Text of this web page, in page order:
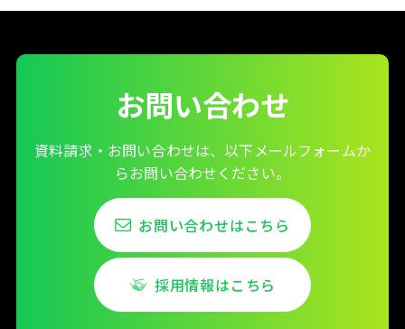
お問い合わせ
資料請求・お問い合わせは、以下メールフォームか
らお問い合わせください。
お問い合わせはこちら
採用情報はこちら